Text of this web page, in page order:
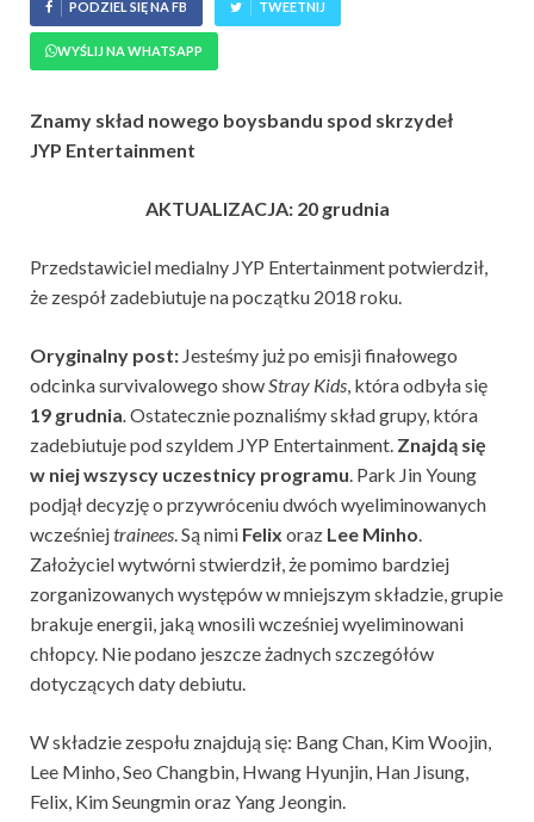
PODZIEL SIĘ NA FB TWEETNIJ
WYŚLIJ NA WHATSAPP
Znamy skład nowego boysbandu spod skrzydeł
JYP Entertainment
AKTUALIZACJA: 20 grudnia
Przedstawiciel medialny JYP Entertainment potwierdził,
że zespół zadebiutuje na początku 2018 roku.
Oryginalny post: Jesteśmy już po emisji finałowego
odcinka survivalowego showStray Kids, która odbyła się
19 grudnia.Ostatecznie poznaliśmy skład grupy, która
zadebiutuje pod szyldem JYP Entertainment. Znajdą się
w niej wszyscy uczestnicy programu. Park Jin Young
podjął decyzję o przywróceniu dwóch wyeliminowanych
wcześniejtrainees. Są nimi Felix oraz Lee Minho.
Założyciel wytwórni stwierdził, że pomimo bardziej
zorganizowanych występów w mniejszym składzie, grupie
brakuje energii, jaką wnosili wcześniej wyeliminowani
chłopcy. Nie podano jeszcze żadnych szczegółów
dotyczących daty debiutu.
W składzie zespołu znajdują się: Bang Chan, Kim Woojin,
Lee Minho, Seo Changbin, Hwang Hyunjin, Han Jisung,
Felix, Kim Seungmin oraz Yang Jeongin.